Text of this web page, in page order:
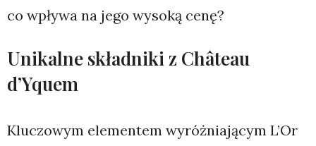
co wpływa na jego wysoką cenę?
Unikalne składniki z Château
d’Yquem
Kluczowym elementem wyróżniającym L’Or